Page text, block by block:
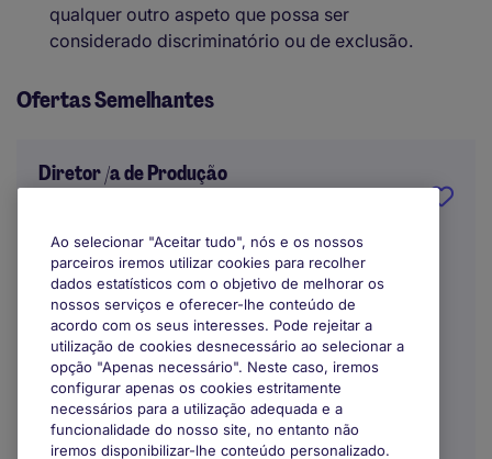
qualquer outro aspeto que possa ser
considerado discriminatório ou de exclusão.
Ofertas Semelhantes
Diretor /a de Produção
Setúbal
Indefinido
Ao selecionar "Aceitar tudo", nós e os nossos
parceiros iremos utilizar cookies para recolher
dados estatísticos com o objetivo de melhorar os
nossos serviços e oferecer-lhe conteúdo de
acordo com os seus interesses. Pode rejeitar a
utilização de cookies desnecessário ao selecionar a
opção "Apenas necessário". Neste caso, iremos
configurar apenas os cookies estritamente
necessários para a utilização adequada e a
funcionalidade do nosso site, no entanto não
iremos disponibilizar-lhe conteúdo personalizado.